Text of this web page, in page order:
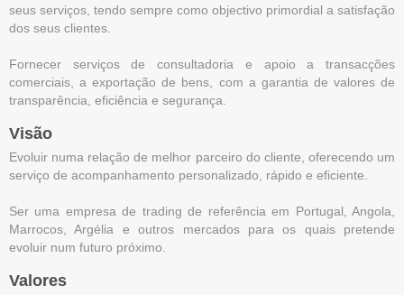
seus serviços, tendo sempre como objectivo primordial a satisfação
dos seus clientes.
Fornecer serviços de consultadoria e apoio a transacções
comerciais, a exportação de bens, com a garantia de valores de
transparência, eficiência e segurança.
Visão
Evoluir numa relação de melhor parceiro do cliente, oferecendo um
serviço de acompanhamento personalizado, rápido e eficiente.
Ser uma empresa de trading de referência em Portugal, Angola,
Marrocos, Argélia e outros mercados para os quais pretende
evoluir num futuro próximo.
Valores